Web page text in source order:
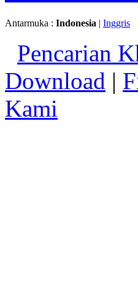
Antarmuka : Indonesia | Inggris
Pencarian
Download |
Kami